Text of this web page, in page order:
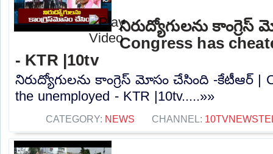
నిరుద్యోగులను
Congress has
- KTR |10tv
నిరుద్యోగులను కాంగ్రెస్ మోసం చేసింది -కేటీఆర్ |
the unemployed - KTR |10tv.....»»
CATEGORY: NEWS CHANNEL: